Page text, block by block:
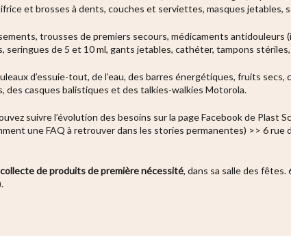
et brosses à dents, couches et serviettes, masques jetables,
trousses de premiers secours, médicaments antidouleurs
seringues de 5 et 10 ml, gants jetables, cathéter, tampons
d’essuie-tout, de l’eau, des barres énergétiques, fruits secs,
des casques balistiques et des talkies-walkies Motorola.
suivre l’évolution des besoins sur la page Facebook de Plast
une FAQ à retrouver dans les stories permanentes) >> 6 rue
de produits de première nécessité, dans sa salle des fêtes.